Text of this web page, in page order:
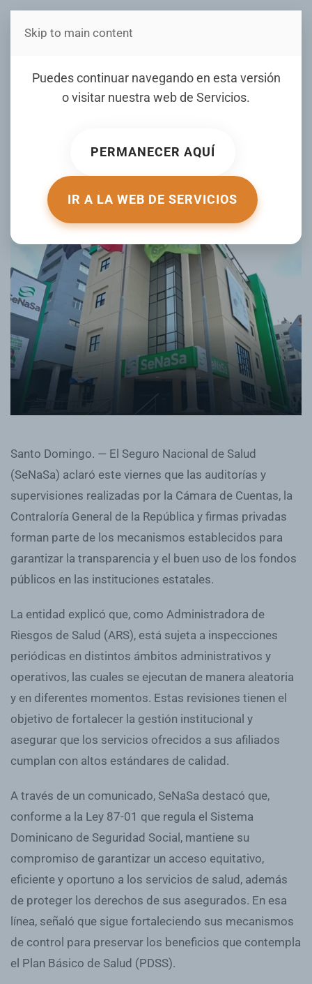
Estás en Telenord Medios
Puedes continuar navegando en esta versión
o visitar nuestra web de Servicios.
PERMANECER AQUÍ
IR A LA WEB DE SERVICIOS
Skip to main content
SeNaSa aclara que
auditorías responden a
supervisión
ESCRITO POR ELDIA.COM.DO EL 09 AGOSTO 2025. PUBLICADO
NACIONALES .
Santo Domingo. — El Seguro Nacional de Salud
(SeNaSa) aclaró este viernes que las auditorías y
supervisiones realizadas por la Cámara de Cuentas, la
Contraloría General de la República y firmas privadas
forman parte de los mecanismos establecidos para
garantizar la transparencia y el buen uso de los fondos
públicos en las instituciones estatales.
La entidad explicó que, como Administradora de
Riesgos de Salud (ARS), está sujeta a inspecciones
periódicas en distintos ámbitos administrativos y
operativos, las cuales se ejecutan de manera aleatoria
y en diferentes momentos. Estas revisiones tienen el
objetivo de fortalecer la gestión institucional y
asegurar que los servicios ofrecidos a sus afiliados
cumplan con altos estándares de calidad.
A través de un comunicado, SeNaSa destacó que,
conforme a la Ley 87-01 que regula el Sistema
Dominicano de Seguridad Social, mantiene su
compromiso de garantizar un acceso equitativo,
eficiente y oportuno a los servicios de salud, además
de proteger los derechos de sus asegurados. En esa
línea, señaló que sigue fortaleciendo sus mecanismos
de control para preservar los beneficios que contempla
el Plan Básico de Salud (PDSS).